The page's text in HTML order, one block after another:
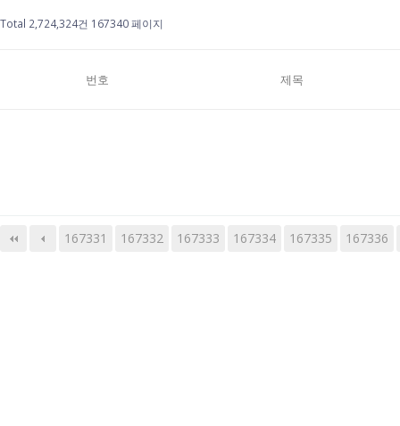
Total 2,724,324건 167340 페이지
번호 제목
167331 167332 167333 167334 167335 167336
다음 맨끝